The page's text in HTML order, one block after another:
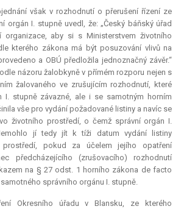
však v rozhodnutí o přerušení řízení ze
orgán I. stupně uvedl, že: „Český báňský úřad
organizace, aby si s Ministerstvem životního
kterého zákona má být posuzování vlivů na
a OBÚ předložila jednoznačný závěr.“
názoru žalobkyně v přímém rozporu nejen s
žalovaného ve zrušujícím rozhodnutí, které
I. stupně závazné, ale i se samotným horním
vše pro vydání požadované listiny a navíc se
životního prostředí, o čemž správní orgán I.
jí tedy jít k tíži datum vydání listiny
prostředí, pokud za účelem jejího opatření
předcházejícího (zrušovacího) rozhodnutí
na § 27 odst. 1 horního zákona de facto
správního orgánu I. stupně.
Okresního úřadu v Blansku, ze kterého